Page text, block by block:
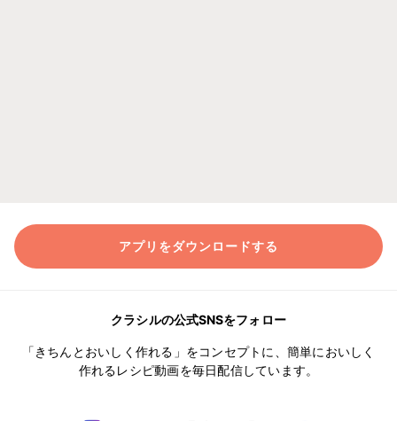
アプリをダウンロードする
クラシルの公式SNSをフォロー
「きちんとおいしく作れる」をコンセプトに、簡単においしく
作れるレシピ動画を毎日配信しています。